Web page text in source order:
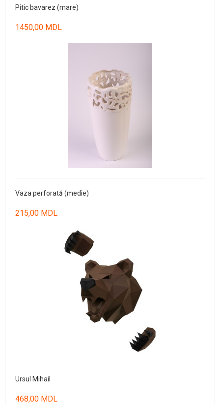
Pitic bavarez (mare)
1450,00 MDL
Vaza perforată (medie)
215,00 MDL
Ursul Mihail
468,00 MDL